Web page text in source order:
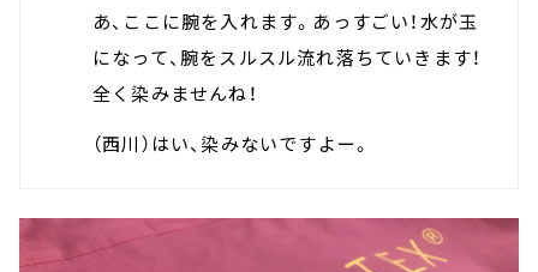
あ、ここに腕を入れます。あっすごい！水が玉
になって、腕をスルスル流れ落ちていきます！
全く染みませんね！
（西川）はい、染みないですよー。